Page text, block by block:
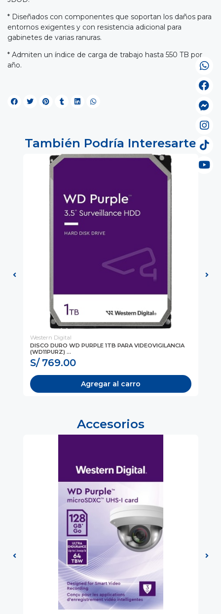
* Diseñados con componentes que soportan los daños para
entornos exigentes y con resistencia adicional para
gabinetes de varias ranuras.
* Admiten un índice de carga de trabajo hasta 550 TB por
año.
También Podría Interesarte
Western Digital
DISCO DURO WD PURPLE 1TB PARA VIDEOVIGILANCIA
(WD11PURZ) ...
S/ 769.00
Agregar al carro
Accesorios